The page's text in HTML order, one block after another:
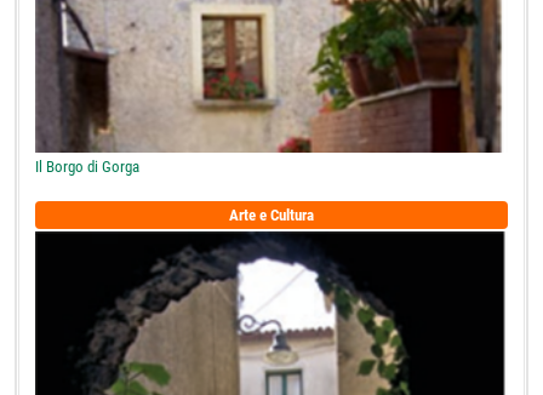
Il Borgo di Gorga
Arte e Cultura